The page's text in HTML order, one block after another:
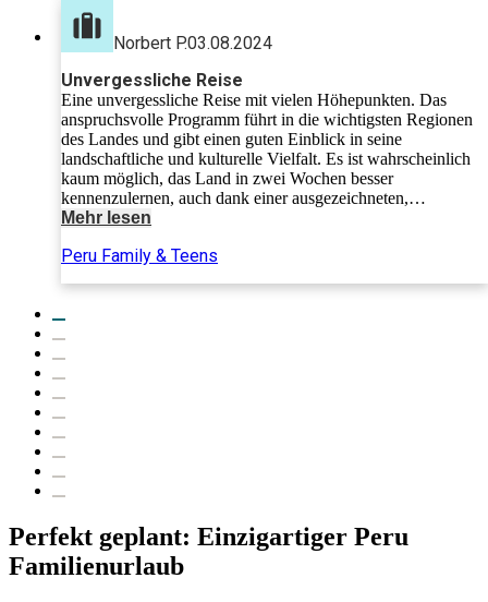
Norbert P.03.08.2024
Unvergessliche Reise
Eine unvergessliche Reise mit vielen Höhepunkten. Das
anspruchsvolle Programm führt in die wichtigsten Regionen
des Landes und gibt einen guten Einblick in seine
landschaftliche und kulturelle Vielfalt. Es ist wahrscheinlich
kaum möglich, das Land in zwei Wochen besser
kennenzulernen, auch dank einer ausgezeichneten,
engagierten und stets umsichtigen Reiseleiterin.
Mehr lesen
Peru Family & Teens
Perfekt geplant: Einzigartiger Peru
Familienurlaub